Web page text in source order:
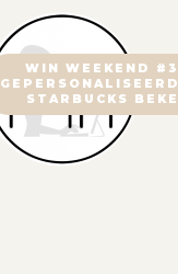
WIN WEEKEND
STARBUCKS